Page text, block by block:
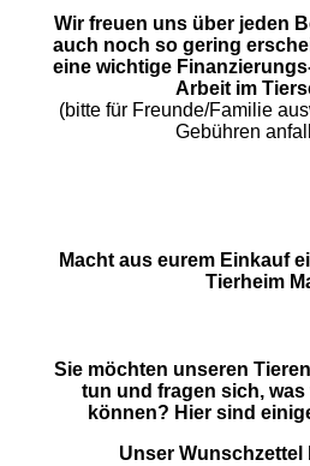
Wir freuen uns über jeden
auch noch so gering
eine wichtige
Arbeit im
(bitte für Freunde/Familie
Gebühren
Macht aus eurem Einkauf
Tierheim
Sie möchten unseren
tun und fragen sich,
können? Hier sind
Unser Wunschzettel